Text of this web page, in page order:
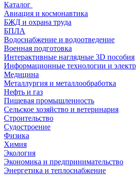
Каталог
Авиация и космонавтика
БЖД и охрана труда
БПЛА
Водоснабжение и водоотведение
Военная подготовка
Интерактивные наглядные 3D пособия
Информационные технологии и
Медицина
Металлургия и металлообработка
Нефть и газ
Пищевая промышленность
Сельское хозяйство и ветеринария
Строительство
Судостроение
Физика
Химия
Экология
Экономика и предпринимательство
Энергетика и теплоснабжение